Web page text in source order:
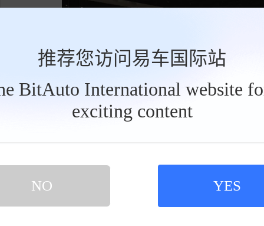
推荐您访问易车国际站
BitAuto International website
exciting content
NO YES